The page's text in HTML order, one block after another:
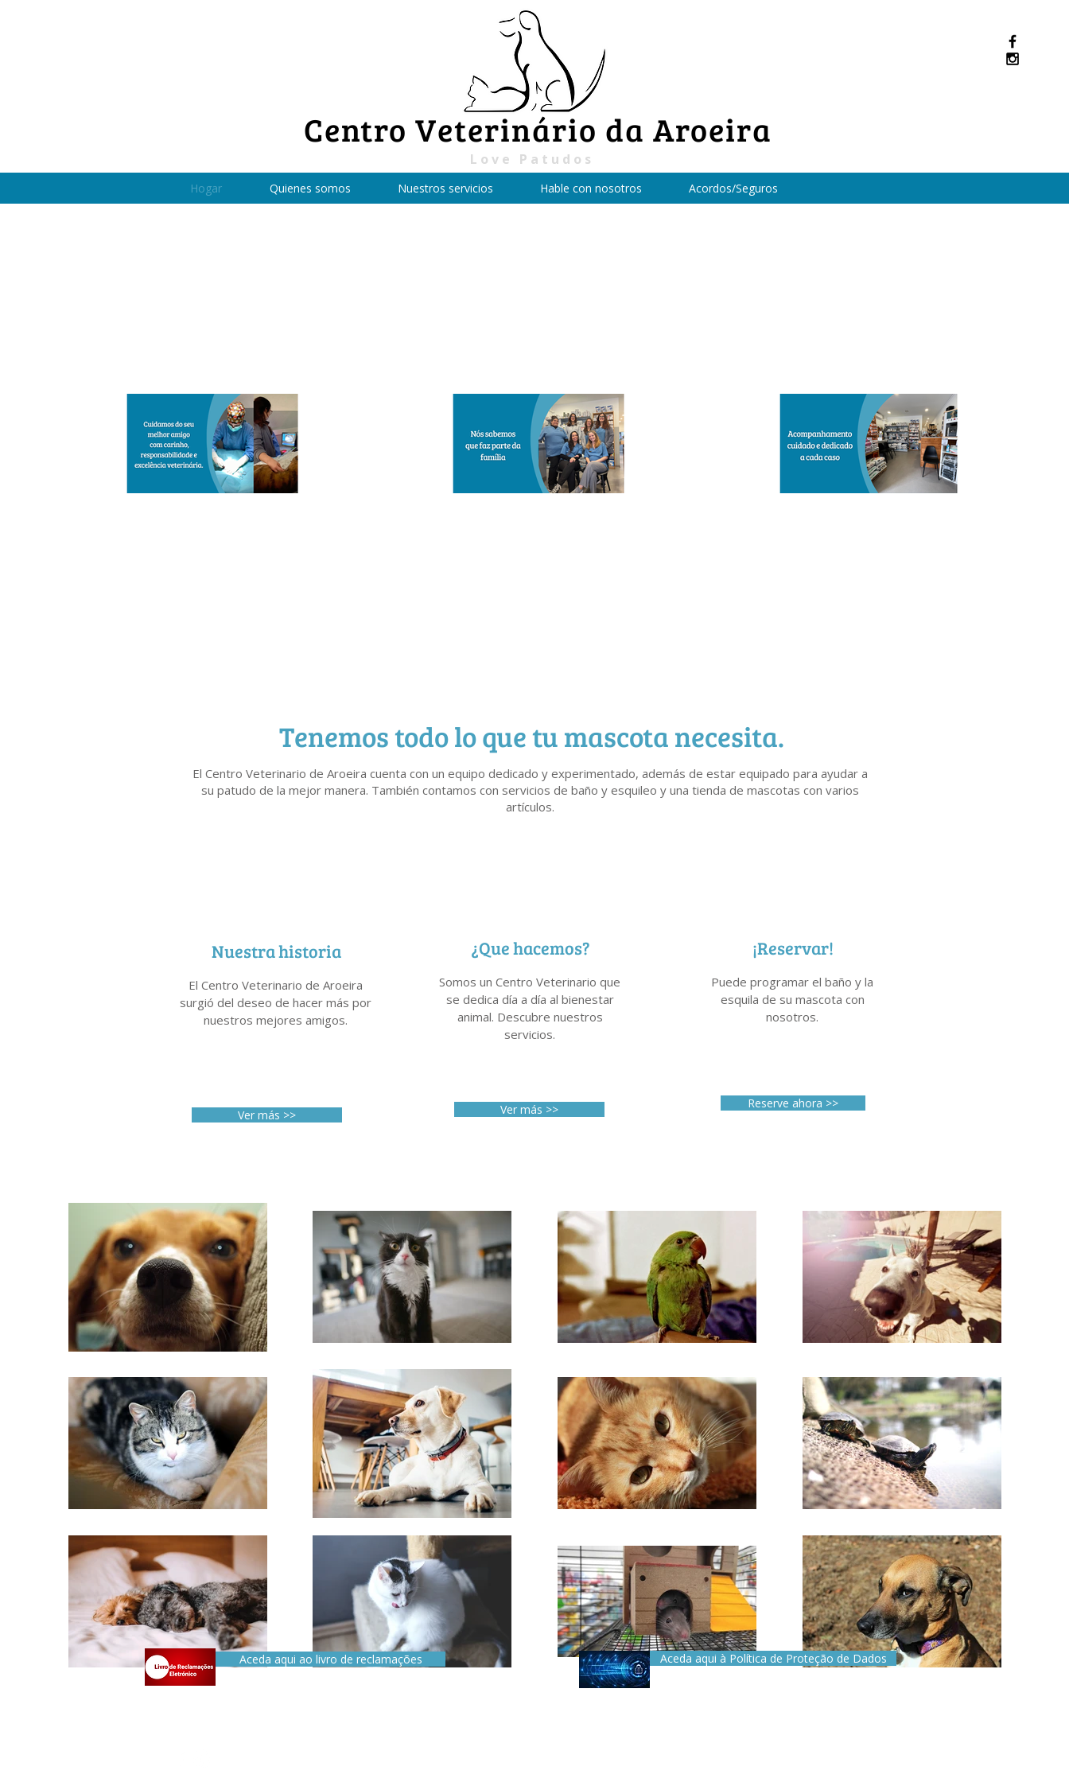
Centro Veterinário da Aroeira
Love Patudos
Hogar Quienes somos Nuestros servicios Hable con nosotros Acordos/Seguros
Tenemos todo lo que tu mascota necesita.
El Centro Veterinario de Aroeira cuenta con un equipo dedicado y experimentado, además de estar equipado para ayudar a
su patudo de la mejor manera. También contamos con servicios de baño y esquileo y una tienda de mascotas con varios
artículos.
Nuestra historia
El Centro Veterinario de Aroeira
surgió del deseo de hacer más por
nuestros mejores amigos.
Ver más >>
¿Que hacemos?
Somos un Centro Veterinario que
se dedica día a día al bienestar
animal. Descubre nuestros
servicios.
Ver más >>
¡Reservar!
Puede programar el baño y la
esquila de su mascota con
nosotros.
Reserve ahora >>
Aceda aqui ao livro de reclamações Aceda aqui à Política de Proteção de Dados